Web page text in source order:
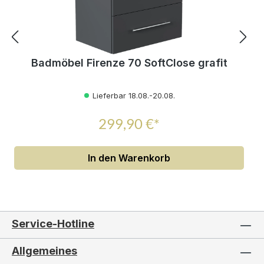
Badmöbel Firenze 70 SoftClose grafit
Lieferbar 18.08.-20.08.
299,90 €*
In den Warenkorb
Service-Hotline
Allgemeines